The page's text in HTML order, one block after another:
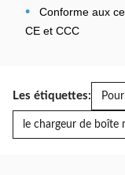
•
Conforme aux
CE et CCC
Les étiquettes:
le chargeur de boîte